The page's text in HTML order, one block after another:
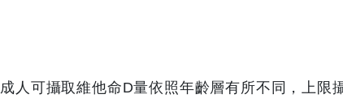
人可攝取維他命D量依照年齡層有所不同，上限